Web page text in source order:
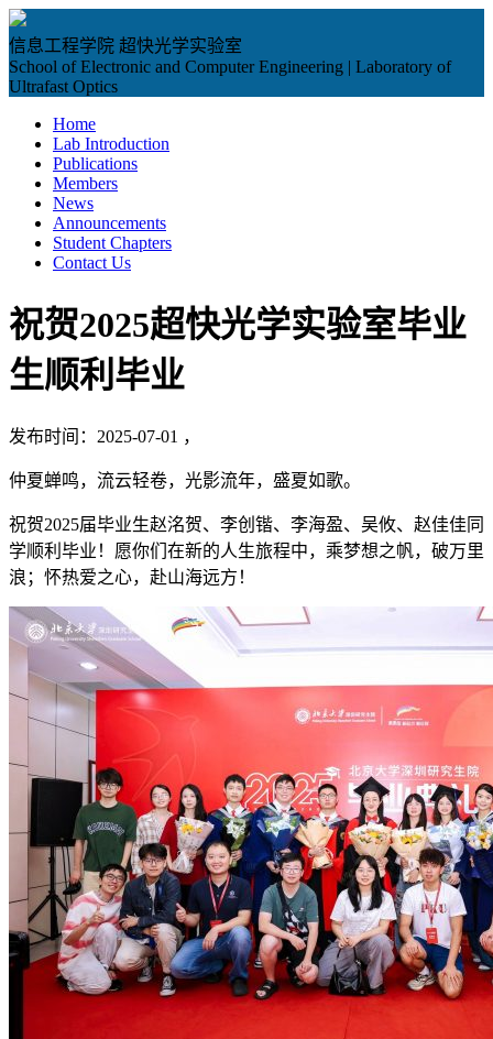
信息工程学院 超快光学实验室
School of Electronic and Computer Engineering | Laboratory of
Ultrafast Optics
Home
Lab Introduction
Publications
Members
News
Announcements
Student Chapters
Contact Us
祝贺2025超快光学实验室毕业
生顺利毕业
发布时间：2025-07-01 ，
仲夏蝉鸣，流云轻卷，光影流年，盛夏如歌。
祝贺2025届毕业生赵洺贺、李创锴、李海盈、吴攸、赵佳佳同
学顺利毕业！愿你们在新的人生旅程中，乘梦想之帆，破万里
浪；怀热爱之心，赴山海远方！